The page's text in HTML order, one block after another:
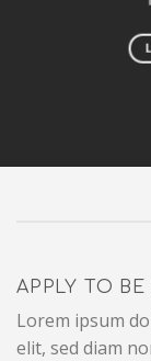
APPLY TO
Lorem ipsum
elit, sed diam